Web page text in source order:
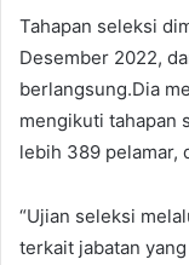
Tahapan seleksi
Desember 2022,
berlangsung.Dia
mengikuti tahapan
lebih 389 pelamar,
“Ujian seleksi
terkait jabatan